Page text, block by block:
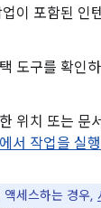
이 포함된 인
도구를 확인
위치 또는 문
서 작업을 실행
세스하는 경우,